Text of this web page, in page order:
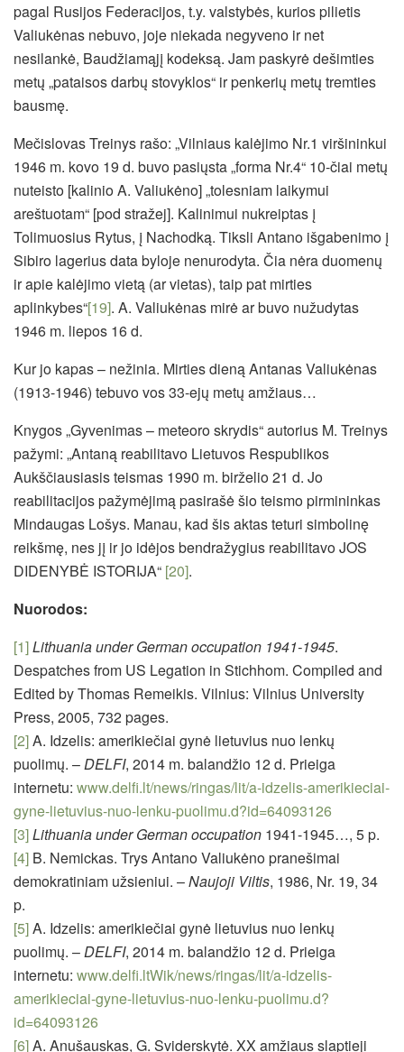
pagal Rusijos Federacijos, t.y. valstybės, kurios pilietis
Valiukėnas nebuvo, joje niekada negyveno ir net
nesilankė, Baudžiamąjį kodeksą. Jam paskyrė dešimties
metų „pataisos darbų stovyklos“ ir penkerių metų tremties
bausmę.
Mečislovas Treinys rašo: „Vilniaus kalėjimo Nr.1 viršininkui
1946 m. kovo 19 d. buvo pasiųsta „forma Nr.4“ 10-čiai metų
nuteisto [kalinio A. Valiukėno] „tolesniam laikymui
areštuotam“ [pod stražej]. Kalinimui nukreiptas į
Tolimuosius Rytus, į Nachodką. Tiksli Antano išgabenimo į
Sibiro lagerius data byloje nenurodyta. Čia nėra duomenų
ir apie kalėjimo vietą (ar vietas), taip pat mirties
aplinkybes“[19]. A. Valiukėnas mirė ar buvo nužudytas
1946 m. liepos 16 d.
Kur jo kapas – nežinia. Mirties dieną Antanas Valiukėnas
(1913-1946) tebuvo vos 33-ejų metų amžiaus…
Knygos „Gyvenimas – meteoro skrydis“ autorius M. Treinys
pažymi: „Antaną reabilitavo Lietuvos Respublikos
Aukščiausiasis teismas 1990 m. birželio 21 d. Jo
reabilitacijos pažymėjimą pasirašė šio teismo pirmininkas
Mindaugas Lošys. Manau, kad šis aktas teturi simbolinę
reikšmę, nes jį ir jo idėjos bendražygius reabilitavo JOS
DIDENYBĖ ISTORIJA“ [20].
Nuorodos:
[1]Lithuania under German occupation 1941-1945.
Despatches from US Legation in Stichhom. Compiled and
Edited by Thomas Remeikis. Vilnius: Vilnius University
Press, 2005, 732 pages.
[2]A. Idzelis: amerikiečiai gynė lietuvius nuo lenkų
puolimų. –DELFI, 2014 m. balandžio 12 d. Prieiga
internetu: www.delfi.lt/news/ringas/lit/a-idzelis-amerikieciai-
gyne-lietuvius-nuo-lenku-puolimu.d?id=64093126
[3]Lithuania under German occupation 1941-1945…, 5 p.
[4] B. Nemickas. Trys Antano Valiukėno pranešimai
demokratiniam užsieniui. –Naujoji Viltis, 1986, Nr. 19, 34
p.
[5]A. Idzelis: amerikiečiai gynė lietuvius nuo lenkų
puolimų. –DELFI, 2014 m. balandžio 12 d. Prieiga
internetu: www.delfi.ltWik/news/ringas/lit/a-idzelis-
amerikieciai-gyne-lietuvius-nuo-lenku-puolimu.d?
id=64093126
[6]A. Anušauskas, G. Sviderskytė. XX amžiaus slaptieji